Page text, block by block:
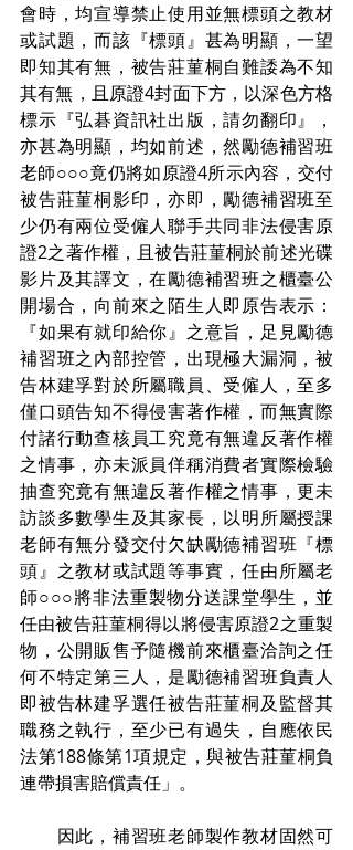
會時，均宣導禁止使用並無標頭之教材
或試題，而該『標頭』甚為明顯，一望
即知其有無，被告莊菫桐自難諉為不知
其有無，且原證4封面下方，以深色方格
標示『弘碁資訊社出版，請勿翻印』，
亦甚為明顯，均如前述，然勵德補習班
老師○○○竟仍將如原證4所示內容，交付
被告莊菫桐影印，亦即，勵德補習班至
少仍有兩位受僱人聯手共同非法侵害原
證2之著作權，且被告莊菫桐於前述光碟
影片及其譯文，在勵德補習班之櫃臺公
開場合，向前來之陌生人即原告表示：
『如果有就印給你』之意旨，足見勵德
補習班之內部控管，出現極大漏洞，被
告林建孚對於所屬職員、受僱人，至多
僅口頭告知不得侵害著作權，而無實際
付諸行動查核員工究竟有無違反著作權
之情事，亦未派員佯稱消費者實際檢驗
抽查究竟有無違反著作權之情事，更未
訪談多數學生及其家長，以明所屬授課
老師有無分發交付欠缺勵德補習班『標
頭』之教材或試題等事實，任由所屬老
師○○○將非法重製物分送課堂學生，並
任由被告莊菫桐得以將侵害原證2之重製
物，公開販售予隨機前來櫃臺洽詢之任
何不特定第三人，是勵德補習班負責人
即被告林建孚選任被告莊菫桐及監督其
職務之執行，至少已有過失，自應依民
法第188條第1項規定，與被告莊菫桐負
連帶損害賠償責任」。
因此，補習班老師製作教材固然可